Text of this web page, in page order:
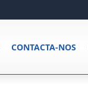
CONTACTA-NOS